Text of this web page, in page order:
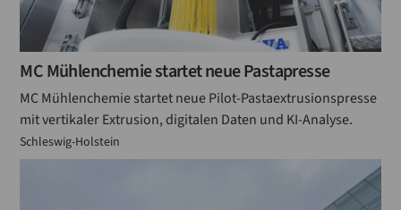
MC Mühlenchemie startet neue Pastapresse
MC Mühlenchemie startet neue Pilot-Pastaextrusionspresse
mit vertikaler Extrusion, digitalen Daten und KI-Analyse.
Schleswig-Holstein